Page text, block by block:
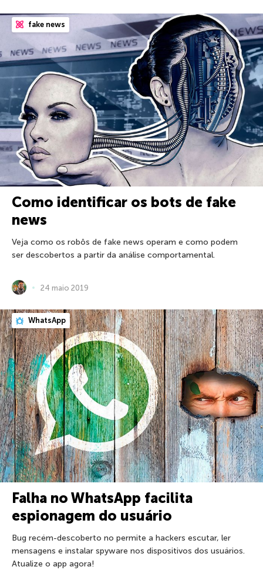
fake news
Como identificar os bots de fake
news
Veja como os robôs de fake news operam e como podem
ser descobertos a partir da análise comportamental.
24 maio 2019
WhatsApp
Falha no WhatsApp facilita
espionagem do usuário
Bug recém-descoberto no permite a hackers escutar, ler
mensagens e instalar spyware nos dispositivos dos usuários.
Atualize o app agora!